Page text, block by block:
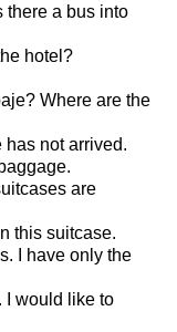
there a bus into
hotel?
Where are the
not arrived.
are
this suitcase.
I have only the
I would like to